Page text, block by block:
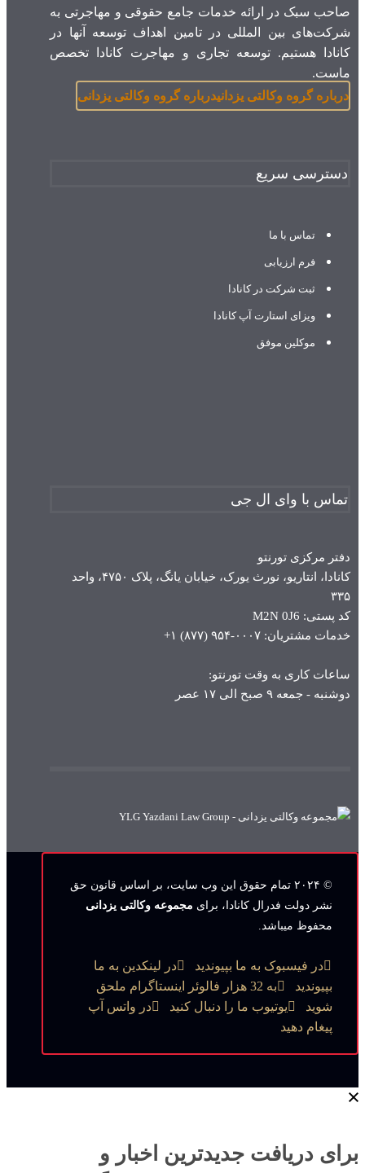
صاحب سبک در ارائه خدمات جامع حقوقی و مهاجرتی به
شرکت‌های بین المللی در تامین اهداف توسعه آنها در
کانادا هستیم. توسعه تجاری و مهاجرت کانادا تخصص
ماست.
درباره گروه وکالتی یزدانیدرباره گروه وکالتی یزدانی
دسترسی سریع
تماس با ما
فرم ارزیابی
ثبت شرکت در کانادا
ویزای استارت آپ کانادا
موکلین موفق
تماس با وای ال جی
دفتر مرکزی تورنتو
کانادا، انتاریو، نورث یورک، خیابان یانگ، پلاک ۴۷۵۰، واحد
۳۳۵
کد پستی: M2N 0J6
خدمات مشتریان: ۰۰۰۷-۹۵۴ (۸۷۷) ۱+
ساعات کاری به وقت تورنتو:
دوشنبه - جمعه ۹ صبح الی ۱۷ عصر
© ۲۰۲۴ تمام حقوق این وب‌ سایت، بر اساس قانون حق
نشر دولت فدرال کانادا، برای مجموعه وکالتی یزدانی
محفوظ میباشد.
در فیسبوک به ما بپیوندید
در لینکدین به ما
بپیوندید
به 32 هزار فالوئر اینستاگرام ملحق
شوید
یوتیوب ما را دنبال کنید
در واتس آپ
پیغام دهید
برای دریافت جدیدترین اخبار و